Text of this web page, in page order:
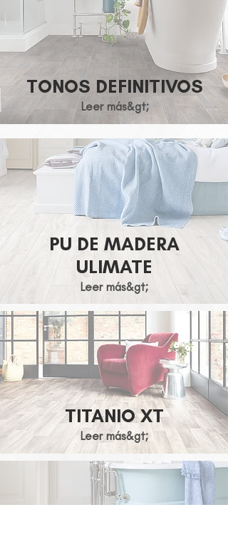
TONOS DEFINITIVOS
Leer más&gt;
PU DE MADERA
ULIMATE
Leer más&gt;
TITANIO XT
Leer más&gt;